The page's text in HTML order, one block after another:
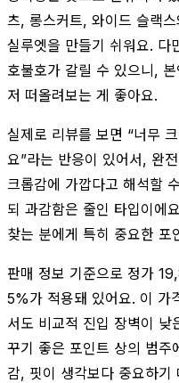
츠, 롱스커트, 와이드 슬랙
실루엣을 만들기 쉬워요. 다
호불호가 갈릴 수 있으니,
저 떠올려보는 게 좋아요.
실제로 리뷰를 보면 “너무
요”라는 반응이 있어서, 완
크롭감에 가깝다고 해석할
되 과감함은 줄인 타입이에
찾는 분에게 특히 중요한 포
판매 정보 기준으로 정가
5%가 적용돼 있어요. 이 가
서도 비교적 진입 장벽이
꾸기 좋은 포인트 상의 범주
감, 핏이 생각보다 중요하기